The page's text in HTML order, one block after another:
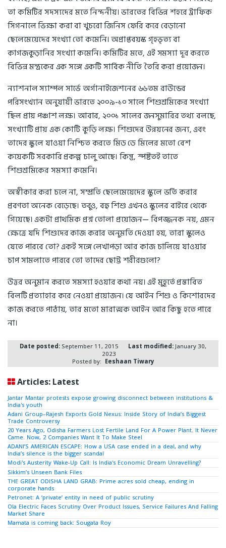
তা কমিটির সদস্যদের মতে নিন্দনীয়। ভারতের বিভিন্ন শহরে ট্রাফিক
সিগনালে ভিক্ষা করা বা খুচরো জিনিস ফেরি করে বেড়ানো
ছেলেমেয়েদের সংখ্যা তো কমেনি। অপ্রাপ্তবয়স্ক গৃহভৃত্য বা
কাগজকুড়ানির সংখ্যা কমেনি। কমিটির মতে, এই সমস্যা দূর করতে
বিভিন্ন মন্ত্রকের এক সঙ্গে একটি সার্বিক নীতি তৈরি করা প্রয়োজন।
ন্যাশনাল স্যাম্পল সার্ভে অর্গানাইজেশনের ৬৬তম রাউন্ডের
পরিসংখ্যান অনুযায়ী ভারতে ২০০৯-১০ সালে শিশুশ্রমিকের সংখ্যা
ছিল প্রায় পঞ্চাশ লক্ষ। আবার, ২০০১ সালের জনসুমারির তথ্য বলছে,
সংখ্যাটি প্রায় এক কোটি কুড়ি লক্ষ। শিশুদের উন্নয়নের জন্য, এবং
তাদের স্কুলে যাওয়া নিশ্চিত করতে মিড ডে মিলের মতো বেশ
কয়েকটি সরকারি প্রকল্প চালু আছে। কিন্তু, স্পষ্টতই তাতে
শিশুশ্রমিকের সমস্যা কমেনি।
অস্বীকার করা চলে না, সম্প্রতি ছেলেমেয়েদের স্কুলে ভর্তি করার
প্রবণতা অনেক বেড়েছে। তবুও, বহু শিশু এখনও স্কুলের বাইরে থেকে
গিয়েছে। একটা প্রাথমিক প্রশ্ন তোলা প্রয়োজন— বিপজ্জনক নয়, এমন
ক্ষেত্রে যদি শিশুদের কাজ করার অনুমতি দেওয়া হয়, তারা স্কুলেও
যেতে পারবে তো? একই সঙ্গে লেখাপড়া আর কাজ চালিয়ে যাওয়ার
চাপ সামলাতে পারবে তো তাদের ছোট্ট শরীরগুলো?
উত্তর অনুমান করতে সমস্যা হওয়ার কথা নয়। এই মুহূর্তে প্রস্তাবিত
বিলটি প্রত্যাহার করে নেওয়া প্রয়োজন। যে আইন শিশু ও কিশোরদের
কাজ করতে পাঠায়, তার মতো মারাত্মক আইন আর কিছু হতে পারে
না।
Date posted: September 11, 2015 Last modified: January 30,
2023
Posted by: Eeshaan Tiwary
Articles: Latest
Jantar Mantar protests expose growing disconnect between institutions &
India's youth
Adani Group–Rajesh Exports Gold Nexus: Inside Story of India’s Biggest
Trade Controversy
20 Years Ago, Odisha Farmers Lost Fertile Land For A Power Plant. It Never
Came. Now, 2 Companies Want It To Make Steel
ADANI’S AMERICAN ESCAPE: How a USA case ended in a deal, and why
India’s silence is the bigger scandal
Modi's Austerity Wake-Up Call: Is India's Economic Dream Unravelling?
Sikkim’s Unseen Bank Files
THE GREAT ODISHA LAND GRAB: Prime acres sold cheap, ending in
corporate hands
Petronet: A ‘private’ entity in need of public scrutiny
Ola Electric Faces Scrutiny Over Product Issues, Service Failures And Falling
Market Share
Mamata is coming back: Sougata Roy